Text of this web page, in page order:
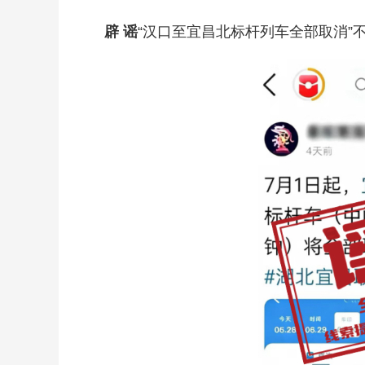
辟 谣“汉口至宜昌北标杆列车全部取消”